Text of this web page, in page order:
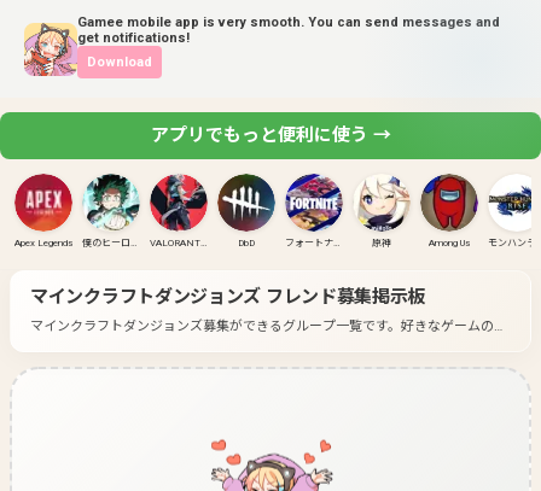
Gamee mobile app is very smooth. You can send messages and
get notifications!
Download
アプリでもっと便利に使う →
Apex Legends 僕のヒーローアカデミア ULTRA RUMBLE VALORANT(PC) DbD フォートナイト 原神 Among Us
マインクラフトダンジョンズ フレンド募集掲示板
マインクラフトダンジョンズ募集ができるグループ一覧です。 好きなゲームのグ